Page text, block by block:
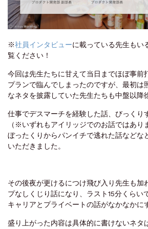
※社員インタビューに載っている先生もい
覧ください！
今回は先生たちに甘えて当日までほぼ事前
プランで臨んでしまったのですが、最初は
なネタを披露していた先生たちも中盤以降
仕事でデスマーチを経験した話、びっくり
（※いずれもアイリッジでのお話ではあり
ぼったくりからパンイチで逃れた話などな
いただきました。
その後夜が更けるにつけ飛び入り先生も加
プなしくじり話になり、ラスト15分くらい
キャリアとプライベートの話がなかなかに
盛り上がった内容は具体的に書けないネタ